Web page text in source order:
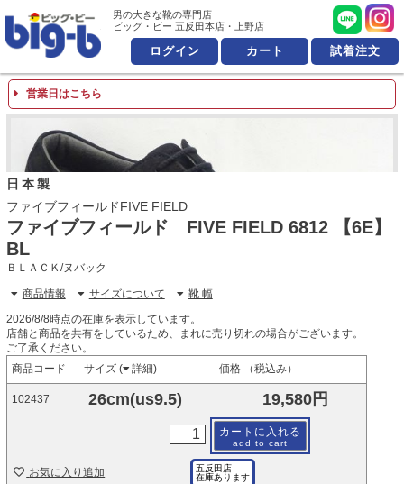
男の大きな靴の専門店 ビッ
男の大きな靴の専門店
ビッグ・ビー 五反田本店・上野店
ログイン カート 試着注文
営業日はこちら
日本製
ファイブフィールドFIVE FIELD
ファイブフィールド FIVE FIELD 6812 【6E】
BL
ＢＬＡＣＫ/ヌバック
商品情報 サイズについて 靴 幅
2026/8/8時点の在庫を表示しています。
店舗と商品を共有をしているため、まれに売り切れの場合がございます。
ご了承ください。
商品コード
サイズ ( 詳細) 価格 （税込み）
102437 26cm(us9.5) 19,580円
カートに入れる
add to cart
五反田店
在庫あります
お気に入り追加